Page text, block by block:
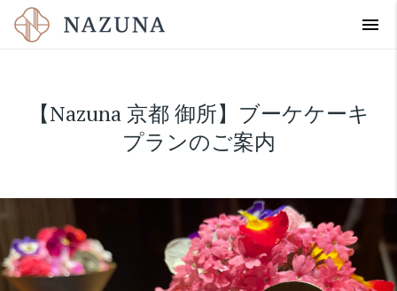
menu
【Nazuna 京都 御所】ブーケケーキ
プランのご案内